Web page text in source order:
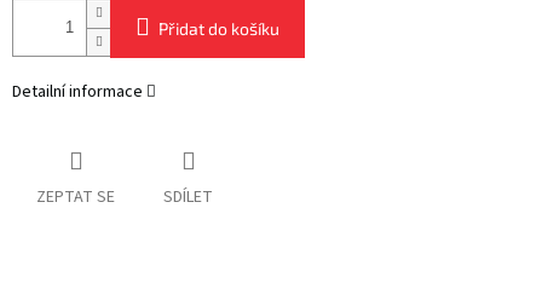
Přidat do košíku
Detailní informace
ZEPTAT SE SDÍLET